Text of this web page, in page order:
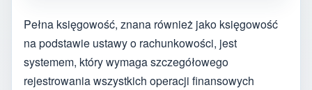
Pełna księgowość, znana również jako księgowość
na podstawie ustawy o rachunkowości, jest
systemem, który wymaga szczegółowego
rejestrowania wszystkich operacji finansowych